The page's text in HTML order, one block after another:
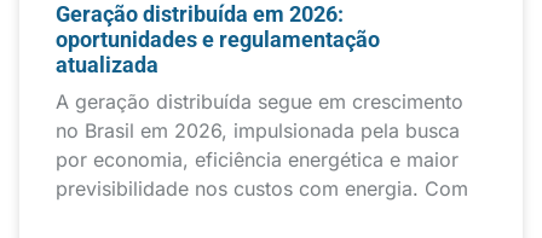
Geração distribuída em 2026:
oportunidades e regulamentação
atualizada
A geração distribuída segue em crescimento
no Brasil em 2026, impulsionada pela busca
por economia, eficiência energética e maior
previsibilidade nos custos com energia. Com